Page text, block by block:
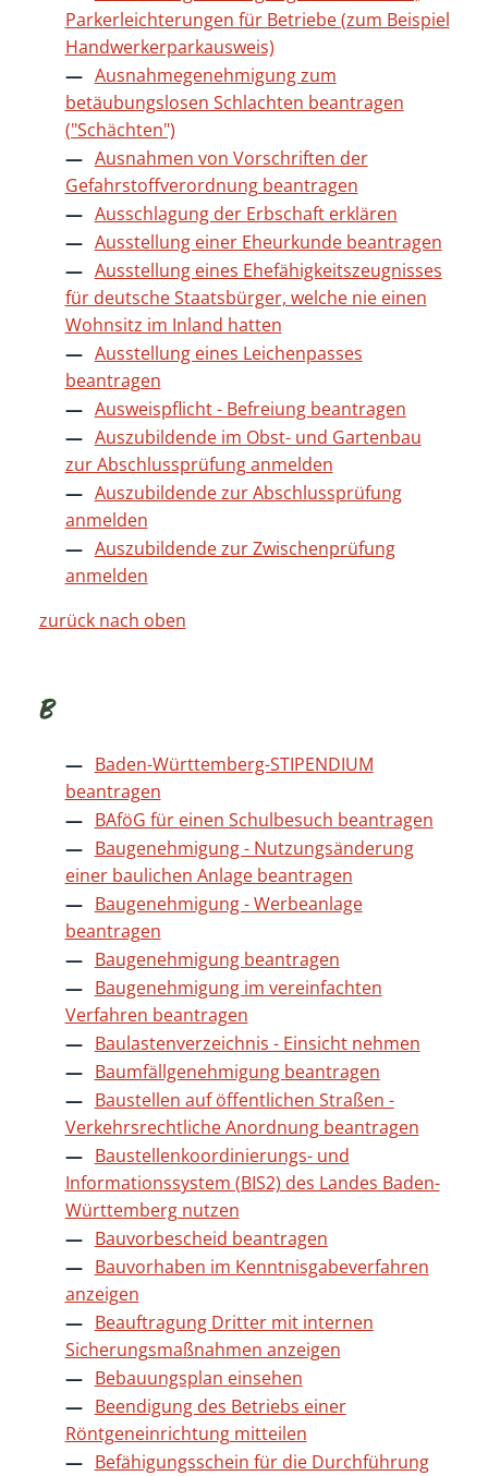
Parkerleichterungen für Betriebe (zum Beispiel
Handwerkerparkausweis)
Ausnahmegenehmigung zum
betäubungslosen Schlachten beantragen
("Schächten")
Ausnahmen von Vorschriften der
Gefahrstoffverordnung beantragen
Ausschlagung der Erbschaft erklären
Ausstellung einer Eheurkunde beantragen
Ausstellung eines Ehefähigkeitszeugnisses
für deutsche Staatsbürger, welche nie einen
Wohnsitz im Inland hatten
Ausstellung eines Leichenpasses
beantragen
Ausweispflicht - Befreiung beantragen
Auszubildende im Obst- und Gartenbau
zur Abschlussprüfung anmelden
Auszubildende zur Abschlussprüfung
anmelden
Auszubildende zur Zwischenprüfung
anmelden
zurück nach oben
B
Baden-Württemberg-STIPENDIUM
beantragen
BAföG für einen Schulbesuch beantragen
Baugenehmigung - Nutzungsänderung
einer baulichen Anlage beantragen
Baugenehmigung - Werbeanlage
beantragen
Baugenehmigung beantragen
Baugenehmigung im vereinfachten
Verfahren beantragen
Baulastenverzeichnis - Einsicht nehmen
Baumfällgenehmigung beantragen
Baustellen auf öffentlichen Straßen -
Verkehrsrechtliche Anordnung beantragen
Baustellenkoordinierungs- und
Informationssystem (BIS2) des Landes Baden-
Württemberg nutzen
Bauvorbescheid beantragen
Bauvorhaben im Kenntnisgabeverfahren
anzeigen
Beauftragung Dritter mit internen
Sicherungsmaßnahmen anzeigen
Bebauungsplan einsehen
Beendigung des Betriebs einer
Röntgeneinrichtung mitteilen
Befähigungsschein für die Durchführung